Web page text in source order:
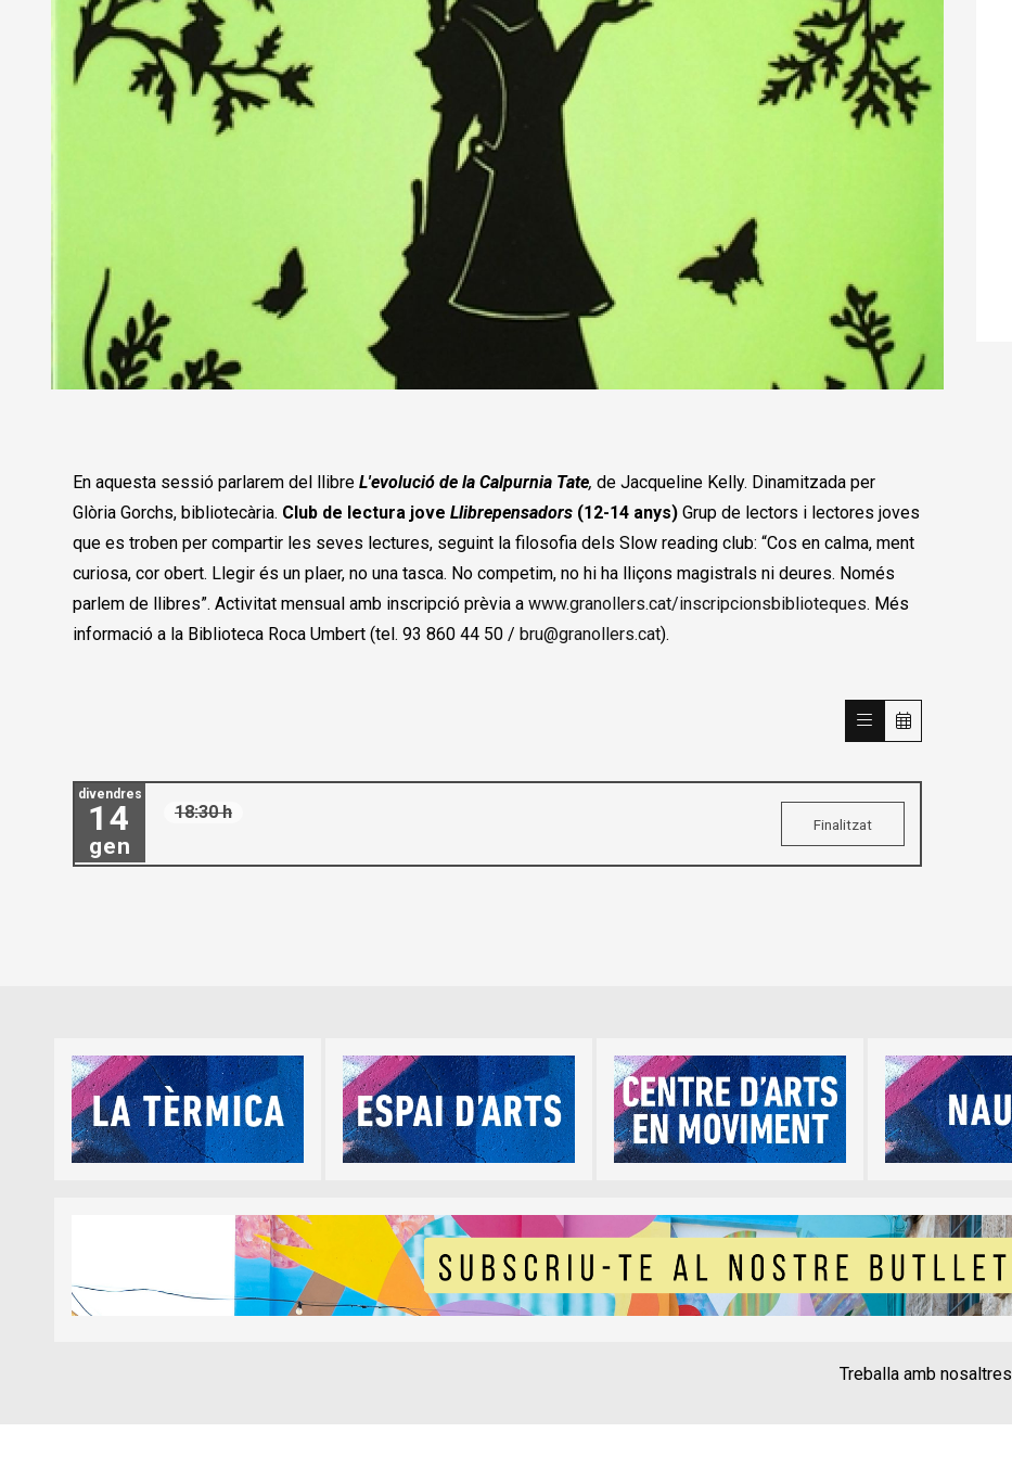
En aquesta sessió parlarem del llibreL'evolució de la Calpurnia Tate, de Jacqueline Kelly. Dinamitzada per
Glòria Gorchs, bibliotecària. Club de lectura joveLlibrepensadors (12-14 anys)Grup de lectors i lectores joves
que es troben per compartir les seves lectures, seguint la filosofia dels Slow reading club: “Cos en calma, ment
curiosa, cor obert. Llegir és un plaer, no una tasca. No competim, no hi ha lliçons magistrals ni deures. Només
parlem de llibres”. Activitat mensual amb inscripció prèvia awww.granollers.cat/inscripcionsbiblioteques. Més
informació a la Biblioteca Roca Umbert (tel. 93 860 44 50 /bru@granollers.cat).
divendres
14
gen
18:30 h
Finalitzat
Treballa amb nosaltres